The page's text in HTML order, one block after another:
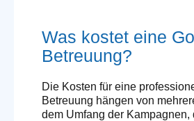
Was kostet eine
Betreuung?
Die Kosten für eine
Betreuung hängen von
dem Umfang der Kampagnen,